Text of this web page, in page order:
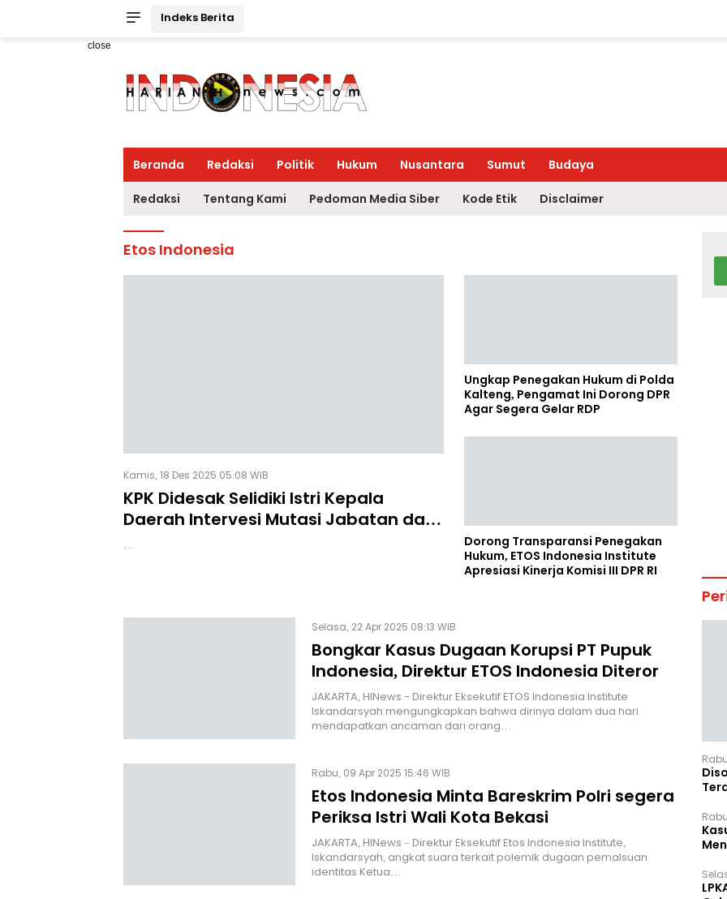
Indeks Berita
close
Beranda Redaksi Politik Hukum Nusantara Sumut Budaya
Redaksi Tentang Kami Pedoman Media Siber Kode Etik Disclaimer
Etos Indonesia
Kamis, 18 Des 2025 05:08 WIB
KPK Didesak Selidiki Istri Kepala
Daerah Intervesi Mutasi Jabatan dan
…
Ungkap Penegakan Hukum di Polda
Kalteng, Pengamat Ini Dorong DPR
Agar Segera Gelar RDP
Dorong Transparansi Penegakan
Hukum, ETOS Indonesia Institute
Apresiasi Kinerja Komisi III DPR RI
Selasa, 22 Apr 2025 08:13 WIB
Bongkar Kasus Dugaan Korupsi PT Pupuk
Indonesia, Direktur ETOS Indonesia Diteror
JAKARTA, HINews - Direktur Eksekutif ETOS Indonesia Institute
Iskandarsyah mengungkapkan bahwa dirinya dalam dua hari
mendapatkan ancaman dari orang…
Rabu, 09 Apr 2025 15:46 WIB
Etos Indonesia Minta Bareskrim Polri segera
Periksa Istri Wali Kota Bekasi
JAKARTA, HINews – Direktur Eksekutif Etos Indonesia Institute,
Iskandarsyah, angkat suara terkait polemik dugaan pemalsuan
identitas Ketua…